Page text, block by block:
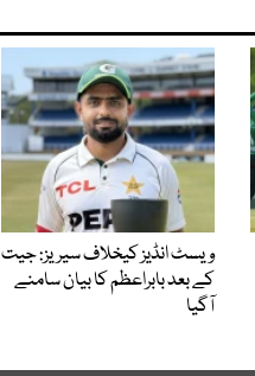
ویسٹ انڈیز کیخلاف سیریز: جیت
کے بعد بابراعظم کا بیان سامنے
آگیا